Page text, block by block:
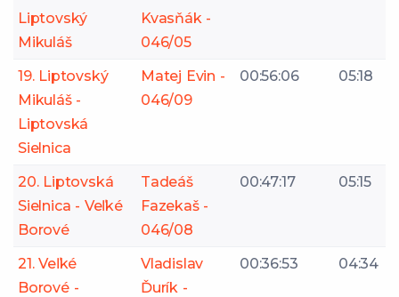
Liptovský
Mikuláš
Kvasňák -
046/05
19. Liptovský
Mikuláš -
Liptovská
Sielnica
Matej Evin -
046/09
00:56:06 05:18
20. Liptovská
Sielnica - Veľké
Borové
Tadeáš
Fazekaš -
046/08
00:47:17 05:15
21. Veľké
Borové -
Vladislav
Ďurík -
00:36:53 04:34